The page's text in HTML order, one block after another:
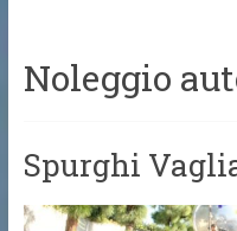
Noleggio
Spurghi